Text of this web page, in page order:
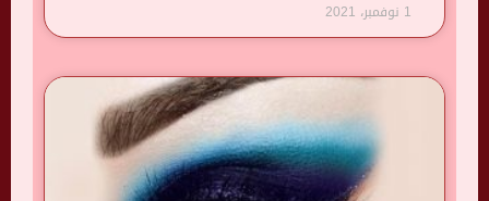
1 نوفمبر، 2021